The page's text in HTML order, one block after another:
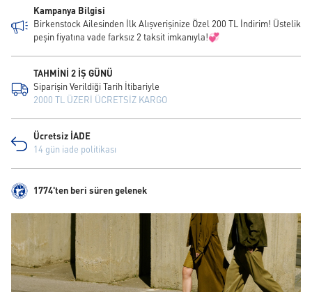
Kampanya Bilgisi
Birkenstock Ailesinden İlk Alışverişinize Özel 200 TL İndirim! Üstelik
peşin fiyatına vade farksız 2 taksit imkanıyla!💞
TAHMİNİ 2 İŞ GÜNÜ
Siparişin Verildiği Tarih İtibariyle
2000 TL ÜZERİ ÜCRETSİZ KARGO
Ücretsiz İADE
14 gün iade politikası
1774'ten beri süren gelenek